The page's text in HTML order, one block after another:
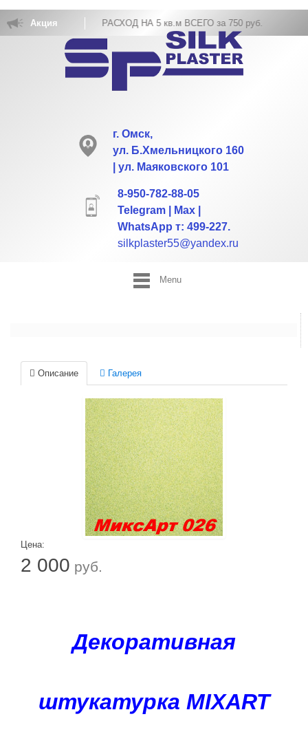
Акция
ЖИДКИХ ОБОЕВ РАСХОД НА 5 кв.м ВСЕГО за 750 руб.
г. Омск,
ул. Б.Хмельницкого 160
| ул. Маяковского 101
8-950-782-88-05
Telegram | Max |
WhatsApp т: 499-227.
silkplaster55@yandex.ru
Menu
Описание Галерея
Цена:
2 000 руб.
Декоративная
штукатурка MIXART